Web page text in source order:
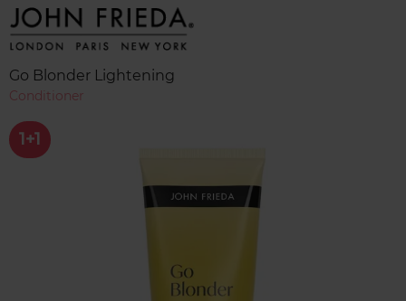
Merk
Go Blonder Lightening
Conditioner
1+1